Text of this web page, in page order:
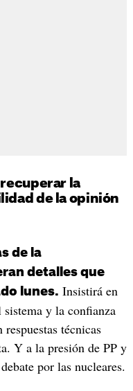
la
de la opinión
de la
detalles que
lunes. Insistirá en
y la confianza
técnicas
Y a la presión de PP y
por las nucleares.